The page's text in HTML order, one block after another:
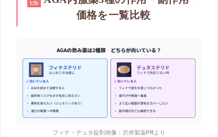
価格を一覧比較
フィナ・デュタ錠剤画像：沢井製薬PRより